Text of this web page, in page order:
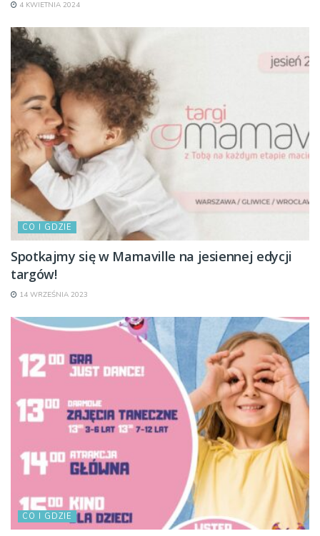
4 KWIETNIA 2024
CO I GDZIE
Spotkajmy się w Mamaville na jesiennej edycji
targów!
14 WRZEŚNIA 2023
CO I GDZIE